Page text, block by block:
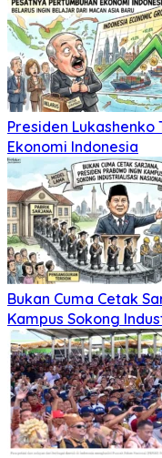
Presiden Lukashenko
Ekonomi Indonesia
Bukan Cuma Cetak
Kampus Sokong